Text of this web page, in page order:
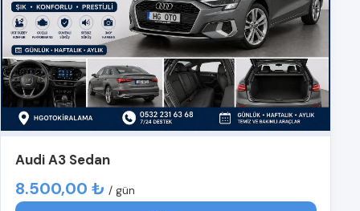
Audi A3 Sedan
8.500,00 ₺ / gün